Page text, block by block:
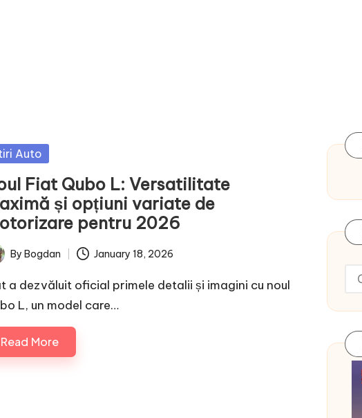
Auto
Fiat Qubo L: Versatilitate
și opțiuni variate de
pentru 2026
By Bogdan January 18, 2026
a dezvăluit oficial primele detalii și imagini cu noul
L, un model care…
Read More